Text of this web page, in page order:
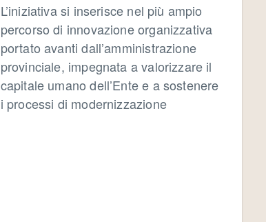
L’iniziativa si inserisce nel più ampio
percorso di innovazione organizzativa
portato avanti dall’amministrazione
provinciale, impegnata a valorizzare il
capitale umano dell’Ente e a sostenere
i processi di modernizzazione